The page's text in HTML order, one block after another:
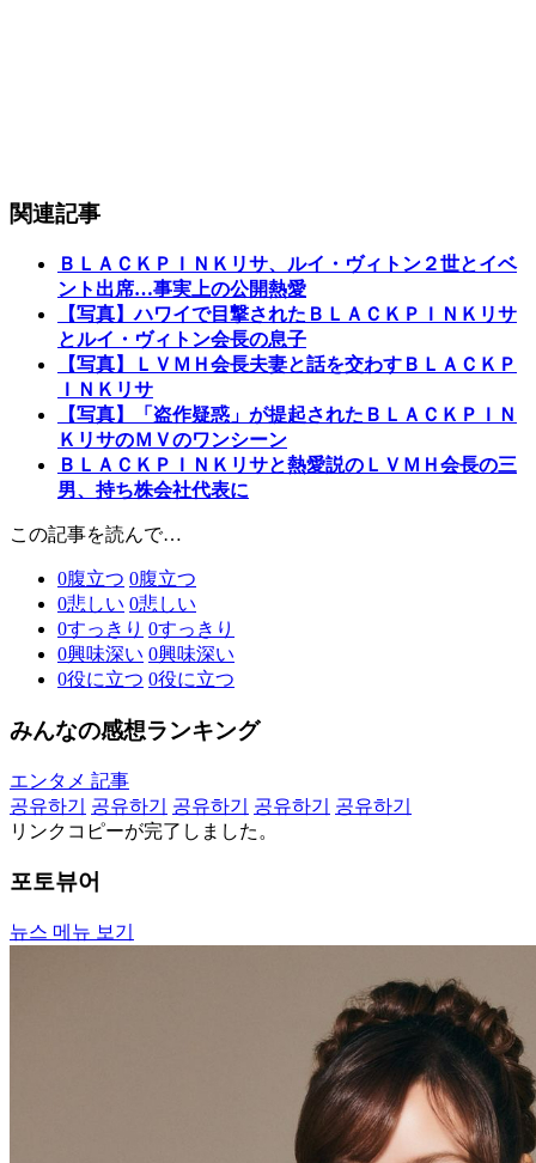
関連記事
ＢＬＡＣＫＰＩＮＫリサ、ルイ・ヴィトン２世とイベ
ント出席…事実上の公開熱愛
【写真】ハワイで目撃されたＢＬＡＣＫＰＩＮＫリサ
とルイ・ヴィトン会長の息子
【写真】ＬＶＭＨ会長夫妻と話を交わすＢＬＡＣＫＰ
ＩＮＫリサ
【写真】「盗作疑惑」が提起されたＢＬＡＣＫＰＩＮ
ＫリサのＭＶのワンシーン
ＢＬＡＣＫＰＩＮＫリサと熱愛説のＬＶＭＨ会長の三
男、持ち株会社代表に
この記事を読んで…
0腹立つ 0腹立つ
0悲しい 0悲しい
0すっきり 0すっきり
0興味深い 0興味深い
0役に立つ 0役に立つ
みんなの感想ランキング
エンタメ 記事
공유하기
공유하기 공유하기 공유하기
공유하기
リンクコピーが完了しました。
포토뷰어
뉴스 메뉴 보기